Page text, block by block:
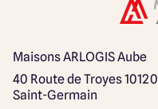
Maisons ARLOGIS Aube
40 Route de Troyes10120
Saint-Germain